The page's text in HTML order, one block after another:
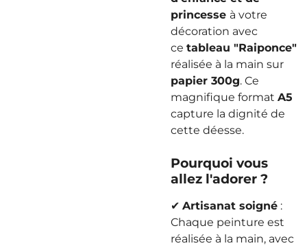
princesse à votre
décoration avec
ce tableau "Raiponce"
réalisée à la main sur
papier 300g. Ce
magnifique format A5
capture la dignité de
cette déesse.
Pourquoi vous
allez l'adorer ?
✔ Artisanat soigné :
Chaque peinture est
réalisée à la main, avec